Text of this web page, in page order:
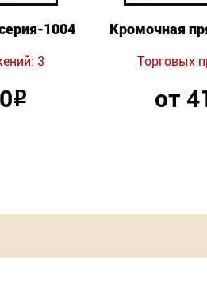
1004
3
Р
Кромочная
Торговых
от